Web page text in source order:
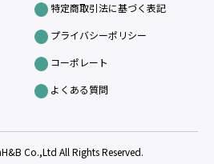
特定商取引法に基づく表記
プライバシーポリシー
コーポレート
よくある質問
Co.,Ltd All Rights Reserved.